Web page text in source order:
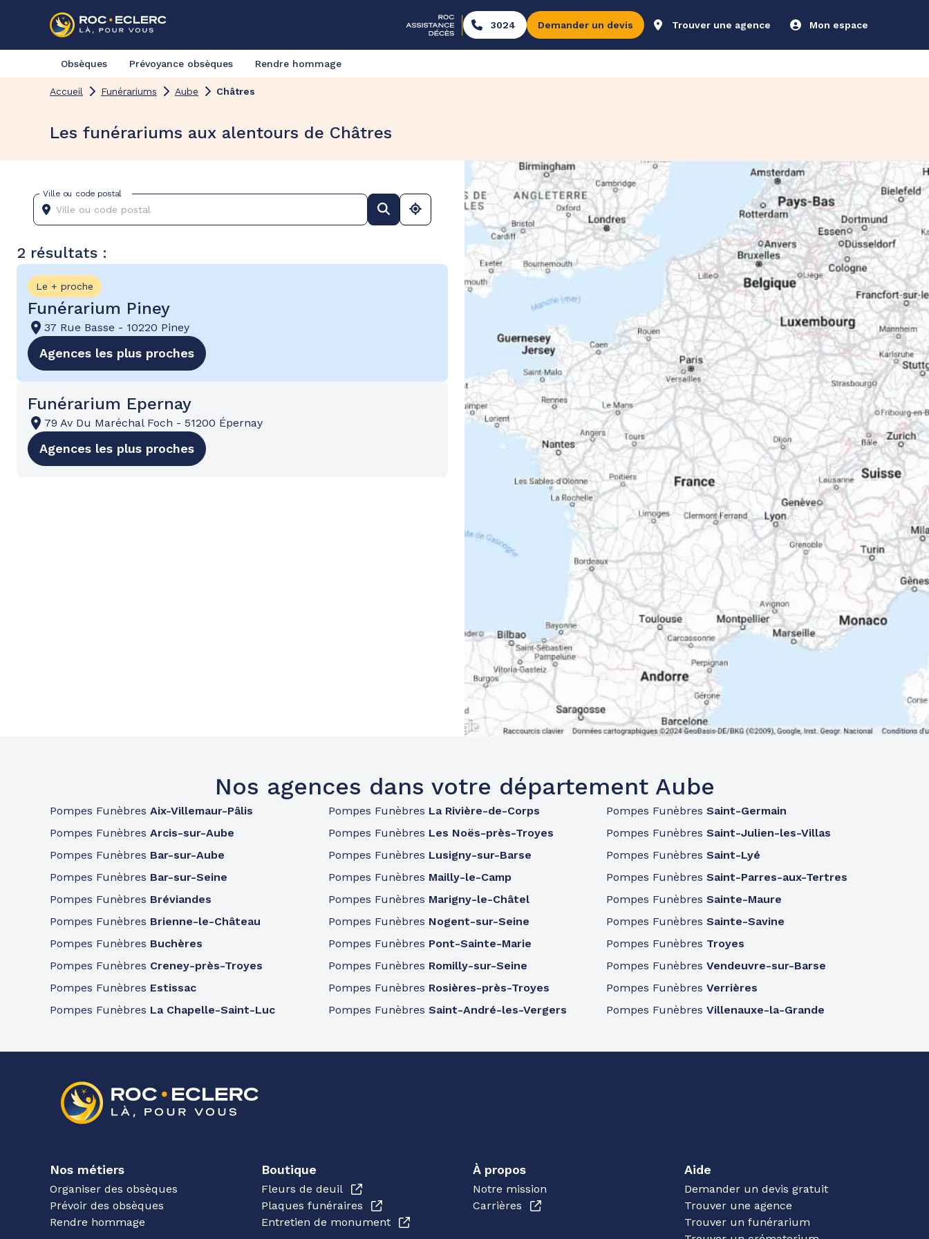
3024 Demander un devis Trouver une agence Mon espace
Obsèques Prévoyance obsèques Rendre hommage
Accueil Funérariums Aube Châtres
Les funérariums aux alentours de Châtres
Ville ou code postal
2 résultats :
Le + proche
Funérarium Piney
37 Rue Basse - 10220 Piney
Agences les plus proches
Funérarium Epernay
79 Av Du Maréchal Foch - 51200 Épernay
Agences les plus proches
Nos agences dans votre département Aube
Pompes Funèbres Aix-Villemaur-Pâlis
Pompes Funèbres Arcis-sur-Aube
Pompes Funèbres Bar-sur-Aube
Pompes Funèbres Bar-sur-Seine
Pompes Funèbres Bréviandes
Pompes Funèbres Brienne-le-Château
Pompes Funèbres Buchères
Pompes Funèbres Creney-près-Troyes
Pompes Funèbres Estissac
Pompes Funèbres La Chapelle-Saint-Luc
Pompes Funèbres La Rivière-de-Corps
Pompes Funèbres Les Noës-près-Troyes
Pompes Funèbres Lusigny-sur-Barse
Pompes Funèbres Mailly-le-Camp
Pompes Funèbres Marigny-le-Châtel
Pompes Funèbres Nogent-sur-Seine
Pompes Funèbres Pont-Sainte-Marie
Pompes Funèbres Romilly-sur-Seine
Pompes Funèbres Rosières-près-Troyes
Pompes Funèbres Saint-André-les-Vergers
Pompes FunèbresSaint-Germain
Pompes FunèbresSaint-Julien-les-Villas
Pompes FunèbresSaint-Lyé
Pompes FunèbresSaint-Parres-aux-Tertres
Pompes FunèbresSainte-Maure
Pompes FunèbresSainte-Savine
Pompes Funèbres Troyes
Pompes FunèbresVendeuvre-sur-Barse
Pompes FunèbresVerrières
Pompes FunèbresVillenauxe-la-Grande
Nos métiers
Organiser des obsèques
Prévoir des obsèques
Rendre hommage
Boutique
Fleurs de deuil
Plaques funéraires
Entretien de monument
À propos
Notre mission
Carrières
Aide
Demander un devis gratuit
Trouver une agence
Trouver un funérarium